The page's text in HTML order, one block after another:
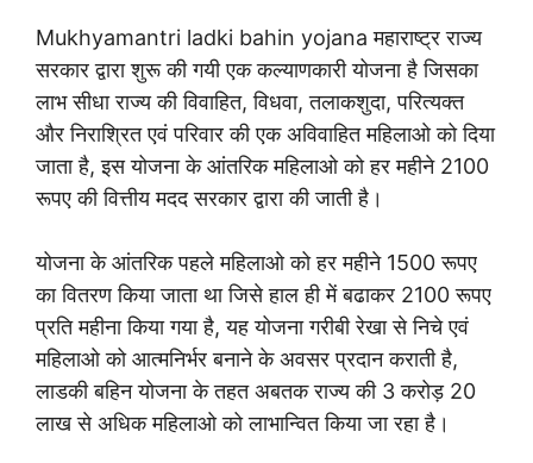
Mukhyamantri ladki bahin yojana महाराष्ट्र राज्य
सरकार द्वारा शुरू की गयी एक कल्याणकारी योजना है जिसका
लाभ सीधा राज्य की विवाहित, विधवा, तलाकशुदा, परित्यक्त
और निराश्रित एवं परिवार की एक अविवाहित महिलाओ को दिया
जाता है, इस योजना के आंतरिक महिलाओ को हर महीने 2100
रूपए की वित्तीय मदद सरकार द्वारा की जाती है।
योजना के आंतरिक पहले महिलाओ को हर महीने 1500 रूपए
का वितरण किया जाता था जिसे हाल ही में बढाकर 2100 रूपए
प्रति महीना किया गया है, यह योजना गरीबी रेखा से निचे एवं
महिलाओ को आत्मनिर्भर बनाने के अवसर प्रदान कराती है,
लाडकी बहिन योजना के तहत अबतक राज्य की 3 करोड़ 20
लाख से अधिक महिलाओ को लाभान्वित किया जा रहा है।